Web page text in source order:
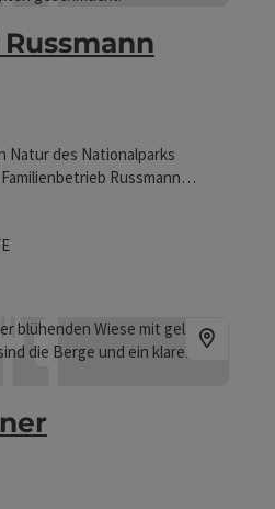
des Nationalparks
Russmann
geöffnet
geöffnetgeöffnet
Feiertag geöffnet
Grabner